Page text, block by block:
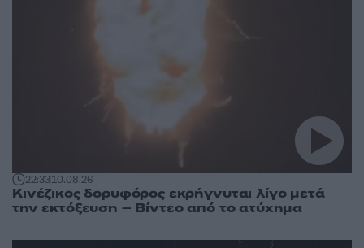
22:3310.08.26
Κινέζικος δορυφόρος εκρήγνυται λίγο μετά
την εκτόξευση – Βίντεο από το ατύχημα